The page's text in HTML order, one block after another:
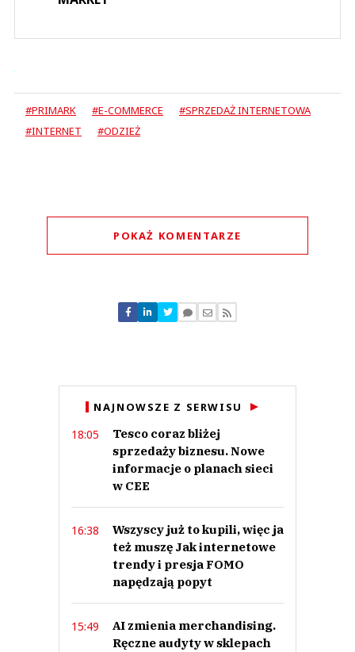
#PRIMARK #E-COMMERCE
#SPRZEDAŻ INTERNETOWA
#INTERNET
#ODZIEŻ
POKAŻ KOMENTARZE
Nie znaleziono komentarzy
Zostaw swoje komentarze
NAJNOWSZE Z SERWISU
18:05
Tesco coraz bliżej
sprzedaży biznesu. Nowe
informacje o planach sieci
w CEE
16:38
Wszyscy już to kupili, więc ja
też muszę Jak internetowe
trendy i presja FOMO
napędzają popyt
15:49
AI zmienia merchandising.
Ręczne audyty w sklepach